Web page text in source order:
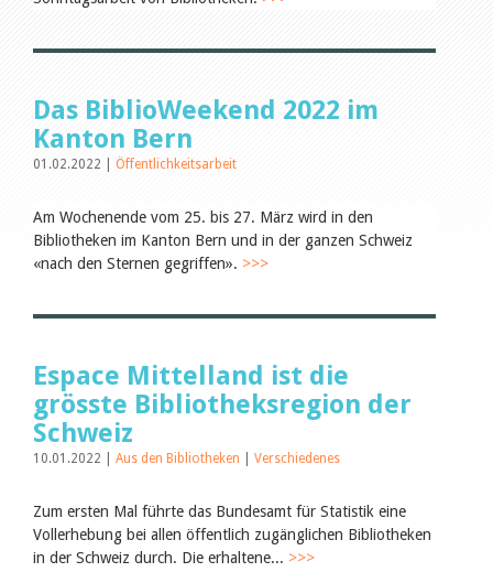
Tags
Autoren
Ursula Strahm
Sandra Dettwyler
Sibylle Birrer
Céline Graf
Nicole Rothen
Therese von Weissenfluh
Manuela Nyffeler-Lanker
Alle Autoren
Archiv
Juni 2026
März 2026
Dezember 2025
Das BiblioWeekend 2022 im
Kanton Bern
01.02.2022 | Öffentlichkeitsarbeit
Am Wochenende vom 25. bis 27. März wird in den
Bibliotheken im Kanton Bern und in der ganzen Schweiz
«nach den Sternen gegriffen». >>>
Espace Mittelland ist die
grösste Bibliotheksregion der
Schweiz
10.01.2022 | Aus den Bibliotheken Verschiedenes
Zum ersten Mal führte das Bundesamt für Statistik eine
Vollerhebung bei allen öffentlich zugänglichen Bibliotheken
in der Schweiz durch. Die erhaltene... >>>